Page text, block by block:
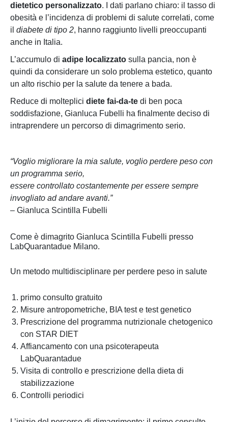
dietetico personalizzato. I dati parlano chiaro: il tasso di
obesità e l’incidenza di problemi di salute correlati, come
il diabete di tipo 2, hanno raggiunto livelli preoccupanti
anche in Italia.
L’accumulo di adipe localizzato sulla pancia, non è
quindi da considerare un solo problema estetico, quanto
un alto rischio per la salute da tenere a bada.
Reduce di molteplici diete fai-da-te di ben poca
soddisfazione, Gianluca Fubelli ha finalmente deciso di
intraprendere un percorso di dimagrimento serio.
“Voglio migliorare la mia salute, voglio perdere peso con
un programma serio,
essere controllato costantemente per essere sempre
invogliato ad andare avanti.”
– Gianluca Scintilla Fubelli
Come è dimagrito Gianluca Scintilla Fubelli presso
LabQuarantadue Milano.
Un metodo multidisciplinare per perdere peso in salute
primo consulto gratuito
Misure antropometriche, BIA test e test genetico
Prescrizione del programma nutrizionale chetogenico
con STAR DIET
Affiancamento con una psicoterapeuta
LabQuarantadue
Visita di controllo e prescrizione della dieta di
stabilizzazione
Controlli periodici